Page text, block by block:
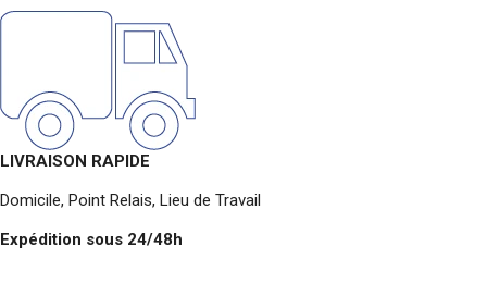
LIVRAISON RAPIDE
Domicile, Point Relais, Lieu de Travail
Expédition sous 24/48h